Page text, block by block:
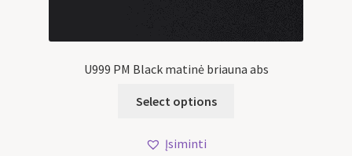
U999 PM Black matinė briauna abs
Select options
Įsiminti